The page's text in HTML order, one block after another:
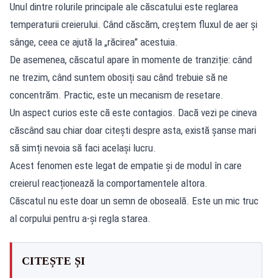
Unul dintre rolurile principale ale căscatului este reglarea
temperaturii creierului. Când căscăm, creștem fluxul de aer și
sânge, ceea ce ajută la „răcirea” acestuia.
De asemenea, căscatul apare în momente de tranziție: când
ne trezim, când suntem obosiți sau când trebuie să ne
concentrăm. Practic, este un mecanism de resetare.
Un aspect curios este că este contagios. Dacă vezi pe cineva
căscând sau chiar doar citești despre asta, există șanse mari
să simți nevoia să faci același lucru.
Acest fenomen este legat de empatie și de modul în care
creierul reacționează la comportamentele altora.
Căscatul nu este doar un semn de oboseală. Este un mic truc
al corpului pentru a-și regla starea.
CITEȘTE ȘI